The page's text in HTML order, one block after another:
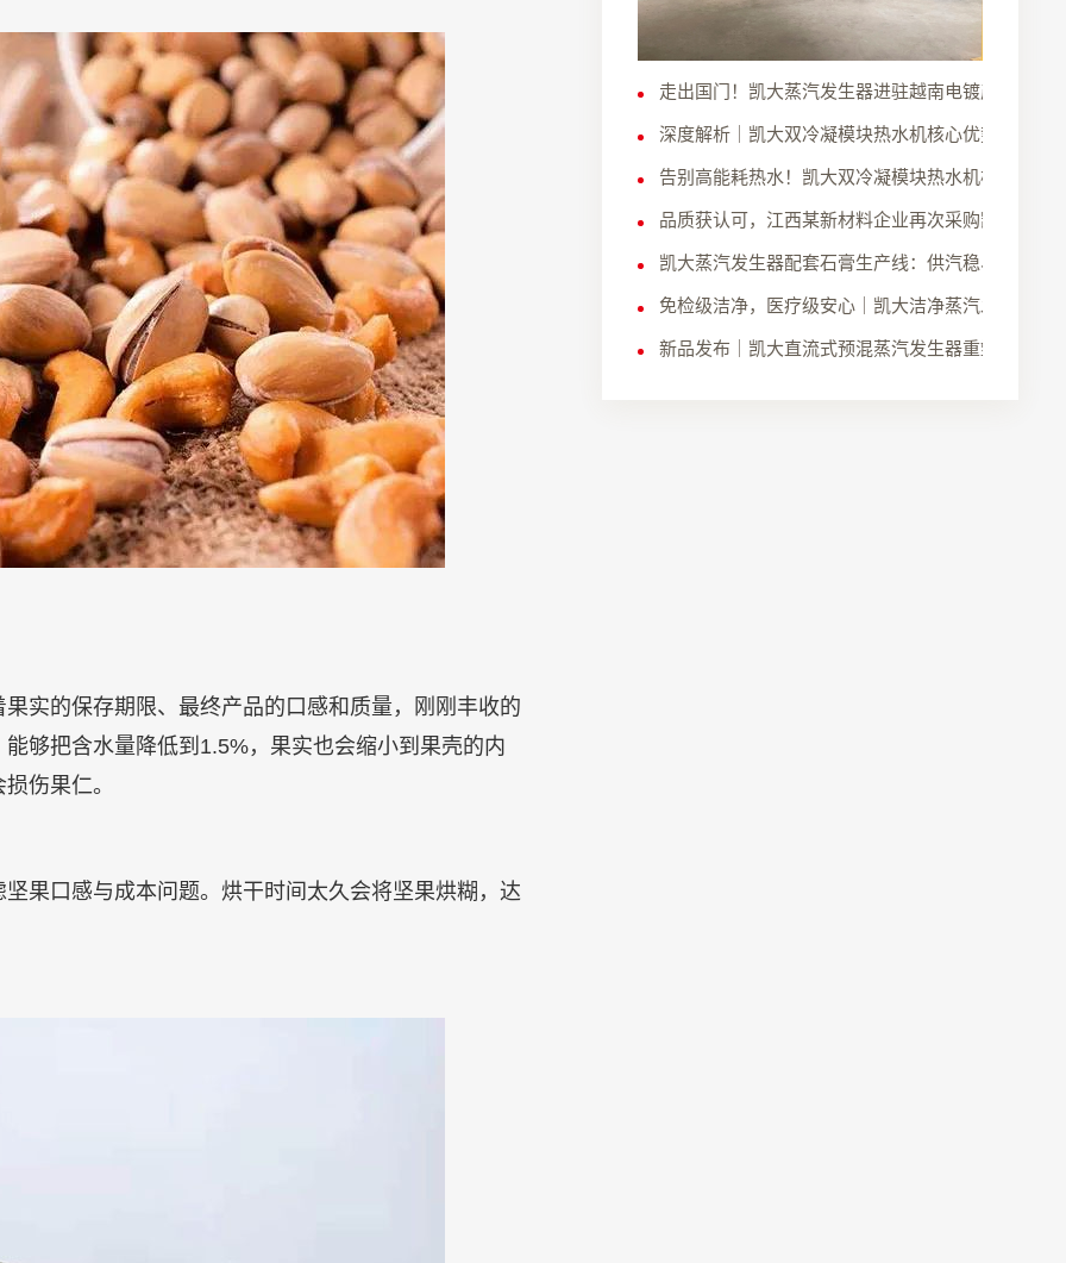
实的保存期限、最终产品的口感和质量，刚刚丰收的
够把含水量降低到1.5%，果实也会缩小到果壳的内
伤果仁。
果口感与成本问题。烘干时间太久会将坚果烘糊，达
走出国门！凯大蒸汽发生器进驻越南电镀产业园
深度解析｜凯大双冷凝模块热水机核心优势
告别高能耗热水！凯大双冷凝模块热水机核心优势
品质获认可，江西某新材料企业再次采购凯大蒸汽
凯大蒸汽发生器配套石膏生产线：供汽稳、能耗低
免检级洁净，医疗级安心｜凯大洁净蒸汽发生器跃
新品发布｜凯大直流式预混蒸汽发生器重塑工业用